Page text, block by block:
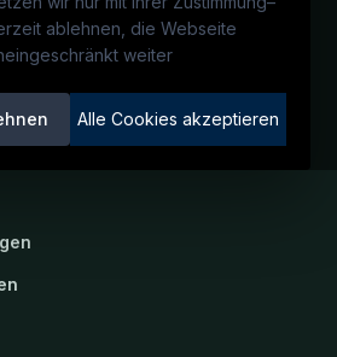
ablehnen, die Webseite
weiter
Alle Cookies akzeptieren
Karriereportal.
GmbH.